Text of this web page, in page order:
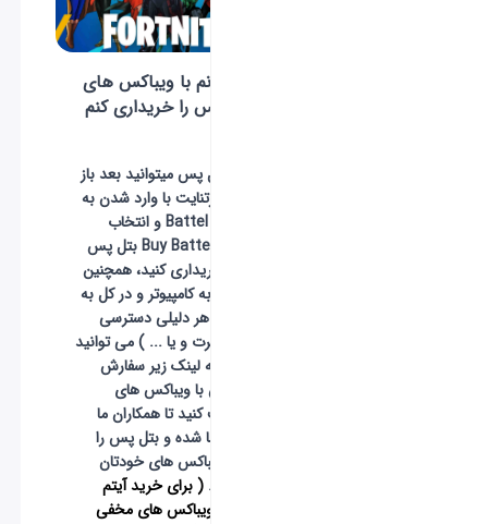
چگونه میتوانم با ویباکس های
خودم بتل پس را خریداری کنم
برای خرید بتل پس میتوانید بعد باز
کردن بازی فورتنایت با وارد شدن به
سربرگ Battel Pass و انتخاب
گزینه Buy Battel Pass بتل پس
مورد نظر را خریداری کنید، همچنین
در صورتی که به کامپیوتر و در کل به
اکانت خود به هر دلیلی دسترسی
ندارید ( مسافرت و یا ... ) می توانید
با وارد شدن به لینک زیر سفارش
خرید بتل پس با ویباکس های
خودتان را ثبت کنید تا همکاران ما
وارد اکانت شما شده و بتل پس را
برای شما با ویباکس های خودتان
( برای خرید آیتم
درون بازی با ویباکس های مخفی